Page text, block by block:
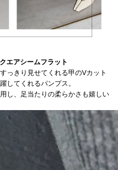
エアシームフラット
っきり見せてくれる甲のVカット
してくれるパンプス。
し、足当たりの柔らかさも嬉しい